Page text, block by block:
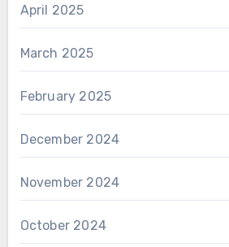
April 2025
March 2025
February 2025
December 2024
November 2024
October 2024